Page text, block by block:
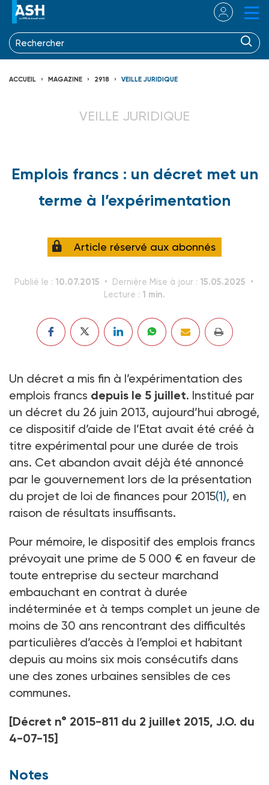
ACCUEIL MAGAZINE 2918 VEILLE JURIDIQUE
VEILLE JURIDIQUE
Emplois francs : un décret met un
terme à l’expérimentation
Article réservé aux abonnés
Publié le : 10.07.2015 Dernière Mise à jour : 15.05.2025
Lecture : 1 min.
Un décret a mis fin à l’expérimentation des
emplois francs depuis le 5 juillet. Institué par
un décret du 26 juin 2013, aujourd’hui abrogé,
ce dispositif d’aide de l’Etat avait été créé à
titre expérimental pour une durée de trois
ans. Cet abandon avait déjà été annoncé
par le gouvernement lors de la présentation
du projet de loi de finances pour 2015(1), en
raison de résultats insuffisants.
Pour mémoire, le dispositif des emplois francs
prévoyait une prime de 5 000 € en faveur de
toute entreprise du secteur marchand
embauchant en contrat à durée
indéterminée et à temps complet un jeune de
moins de 30 ans rencontrant des difficultés
particulières d’accès à l’emploi et habitant
depuis au moins six mois consécutifs dans
une des zones urbaines sensibles de ces
communes.
[Décret n° 2015-811 du 2 juillet 2015, J.O. du
4-07-15]
Notes